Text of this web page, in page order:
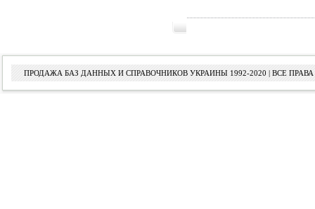
ПРОДАЖА БАЗ ДАННЫХ И СПРАВОЧНИКОВ УКРАИНЫ 1992-2020 | ВСЕ